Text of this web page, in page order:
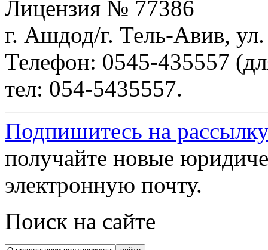
Лицензия № 77386
г. Ашдод/г. Тель-Авив,
Телефон: 0545-435557
тел: 054-5435557.
Подпишитесь на
получайте новые
электронную почту.
Поиск на сайте